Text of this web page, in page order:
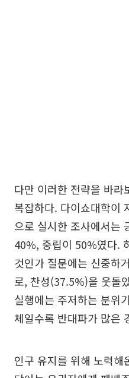
다만 이러한 전략을 바라
복잡하다. 다이쇼대학이
으로 실시한 조사에서는
40%, 중립이 50%였다.
것인가 질문에는 신중하
로, 찬성(37.5%)을 웃돌
실행에는 주저하는 분위
체일수록 반대파가 많은
인구 유지를 위해 노력해